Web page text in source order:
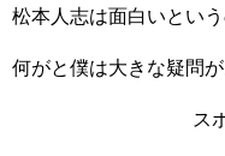
松本人志は面白いとい
何がと僕は大きな疑問が
ス